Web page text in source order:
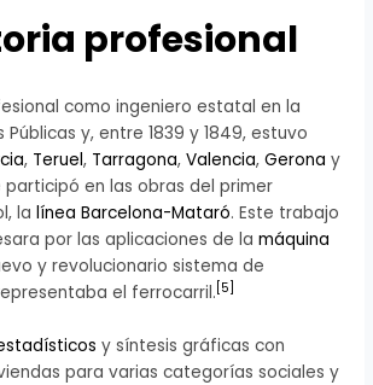
profesional
como ingeniero estatal en la
y, entre 1839 y 1849, estuvo
, Teruel, Tarragona,Valencia,Gerona y
participó en las obras del primer
lalínea Barcelona-Mataró. Este trabajo
por las aplicaciones de lamáquina
y revolucionario sistema de
el ferrocarril. 5
y síntesis gráficas con
para varias categorías sociales y